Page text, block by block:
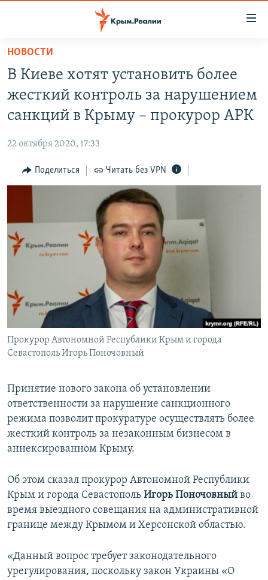
Вернуться
основному
содержанию
главной
навигации
Вернутся
11 ЛЕТ ОККУПАЦИИ КРЫМА. 11 ИСТОРИЙ СОПРОТИВЛЕНИЯ
ЕЩЕ
ИНТЕРАКТИВ
ТЕЛЕПРОЕКТ КРЫМ.РЕАЛИИ
СОВЕТЫ ПРАВОЗАЩИТНИКОВ
ПРОПАВШИЕ БЕЗ ВЕСТИ
ПОБЕДИТЕЛЕЙ НЕ СУДЯТ?
КРЫМ.НЕПОКОРЕННЫЙ
ELIFBE
УКРАИНСКАЯ ПРОБЛЕМА КРЫМА
РАДІО СВОБОДА
КАК ОБОЙТИ БЛОКИРОВКУ
Українською
Qırımtatar
Все сайты RFE/RL
НОВОСТИ
В Киеве хотят установить более
жесткий контроль за нарушением
санкций в Крыму – прокурор АРК
22 октября 2020, 17:33
Поделиться Читать без VPN
Прокурор Автономной Республики Крым и города
Севастополь Игорь Поночовный
Принятие нового закона об установлении
ответственности за нарушение санкционного
режима позволит прокуратуре осуществлять более
жесткий контроль за незаконным бизнесом в
аннексированном Крыму.
Об этом сказал прокурор Автономной Республики
Крым и города Севастополь Игорь Поночовный во
время выездного совещания на административной
границе между Крымом и Херсонской областью.
«Данный вопрос требует законодательного
урегулирования, поскольку закон Украины «О